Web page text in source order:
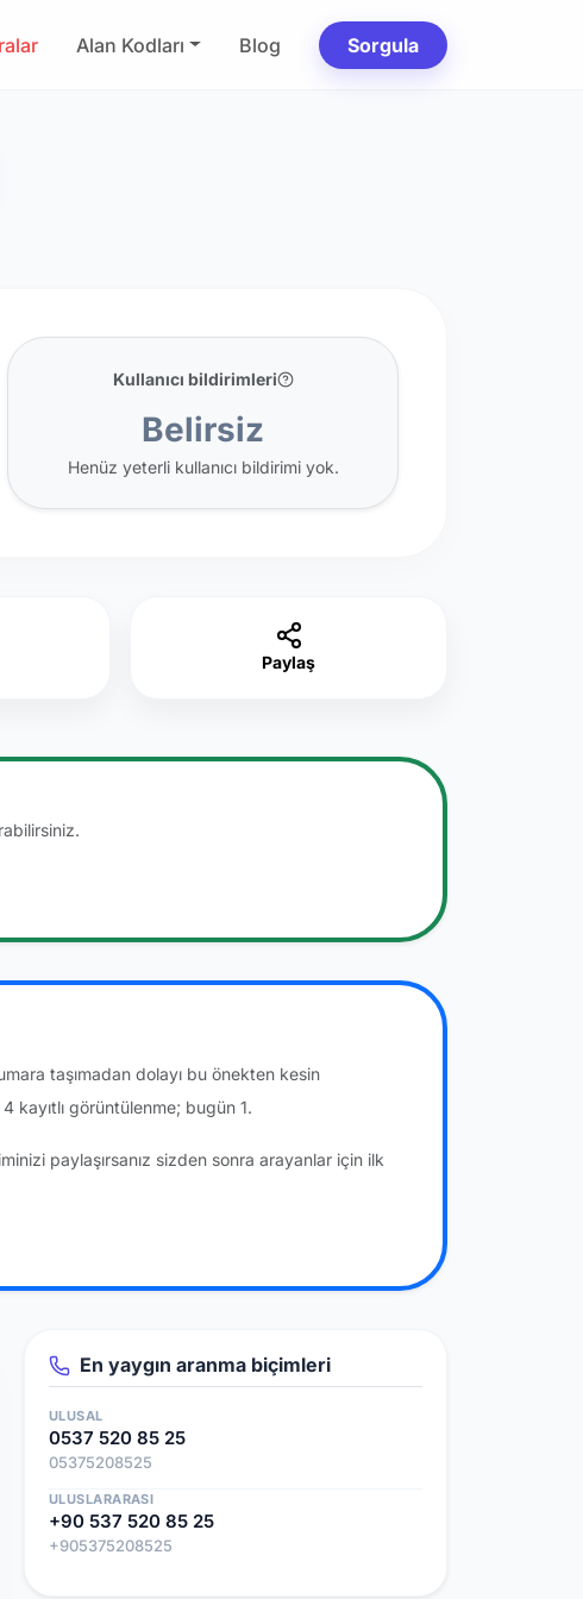
Alan Kodları Blog Sorgula
Kullanıcı bildirimleri
Belirsiz
Henüz yeterli kullanıcı bildirimi yok.
Paylaş
taşımadan dolayı bu önekten kesin
kayıtlı görüntülenme; bugün 1.
paylaşırsanız sizden sonra arayanlar için ilk
En yaygın aranma biçimleri
ULUSAL
0537 520 85 25
05375208525
ULUSLARARASI
+90 537 520 85 25
+905375208525